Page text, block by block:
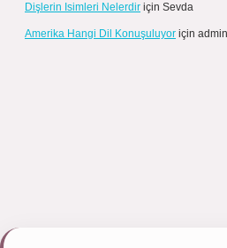
Dişlerin Isimleri Nelerdir için Sevda
Amerika Hangi Dil Konuşuluyor için admin